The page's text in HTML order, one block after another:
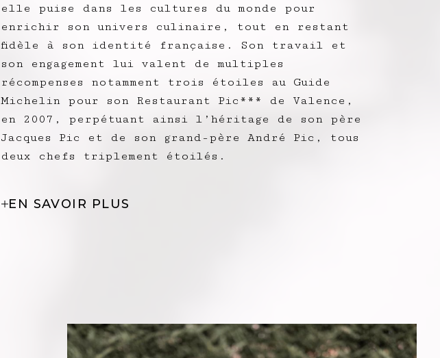
elle puise dans les cultures du monde pour
enrichir son univers culinaire, tout en restant
fidèle à son identité française. Son travail et
son engagement lui valent de multiples
récompenses notamment trois étoiles au Guide
Michelin pour son Restaurant Pic*** de Valence,
en 2007, perpétuant ainsi l’héritage de son père
Jacques Pic et de son grand-père André Pic, tous
deux chefs triplement étoilés.
EN SAVOIR PLUS